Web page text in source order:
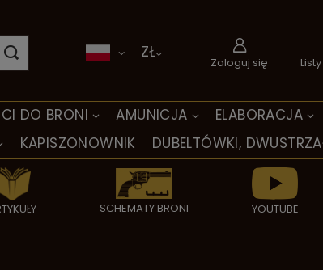
DO BRONI AMUNICJA ELABORACJA
KAPISZONOWNIK DUBELTÓWKI,
SCHEMATY BRONI YOUTUBE
ZŁ
Zaloguj się